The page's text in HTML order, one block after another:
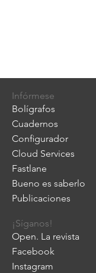
Infórmese
Bolígrafos
Cuadernos
Configurador
Cloud Services
Fastlane
Bueno es saberlo
Publicaciones
¡Síganos!
Open. La revista
Facebook
Instagram